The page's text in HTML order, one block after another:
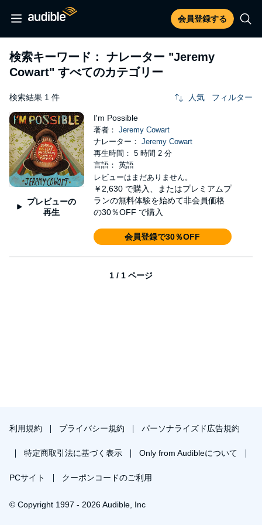
会員登録する
検索キーワード： ナレーター "Jeremy
Cowart" すべてのカテゴリー
検索結果 1 件 人気 フィルター
プレビューの
再生
I'm Possible
著者： Jeremy Cowart
ナレーター： Jeremy Cowart
再生時間： 5 時間 2 分
言語： 英語
レビューはまだありません。
￥2,630 で購入、またはプレミアムプ
ランの無料体験を始めて非会員価格
の30％OFF で購入
会員登録で30％OFF
1 / 1 ページ
利用規約 プライバシー規約 パーソナライズド広告規約
特定商取引法に基づく表示 Only from Audibleについて
PCサイト クーポンコードのご利用
© Copyright 1997 - 2026 Audible, Inc